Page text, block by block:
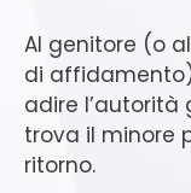
Al genitore (o
di
adire l’autorità
trova il minore
ritorno.